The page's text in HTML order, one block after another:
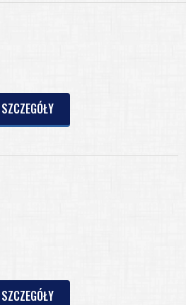
SZCZEGÓŁY
SZCZEGÓŁY